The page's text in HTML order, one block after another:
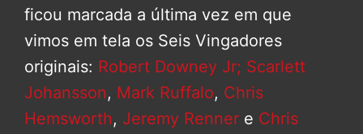
ficou marcada a última vez em que
vimos em tela os Seis Vingadores
originais: Robert Downey Jr; Scarlett
Johansson, Mark Ruffalo, Chris
Hemsworth, Jeremy Renner e Chris